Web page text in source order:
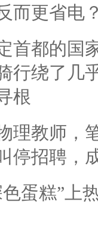
而更省电
首都的国
行绕了几
根
理教师，
停招聘，
蛋糕”上